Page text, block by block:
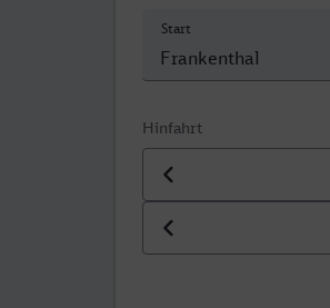
Start
Hinfahrt
Datum der Hinfahrt
Uhrzeit der Hinfahrt